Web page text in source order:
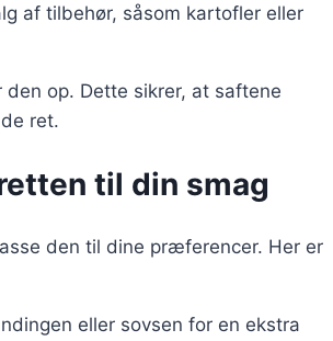
af tilbehør, såsom kartofler eller
op. Dette sikrer, at saftene
ret.
til din smag
den til dine præferencer. Her er
eller sovsen for en ekstra